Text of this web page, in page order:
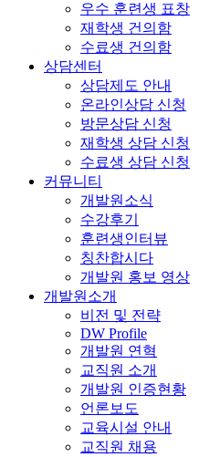
우수 훈련생 표창
재학생 건의함
수료생 건의함
상담센터
상담제도 안내
온라인상담 신청
방문상담 신청
재학생 상담 신청
수료생 상담 신청
커뮤니티
개발원소식
수강후기
훈련생인터뷰
칭찬합시다
개발원 홍보 영상
개발원소개
비전 및 전략
DW Profile
개발원 연혁
교직원 소개
개발원 인증현황
언론보도
교육시설 안내
교직원 채용